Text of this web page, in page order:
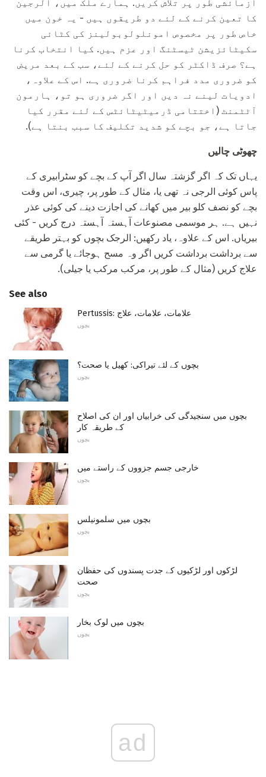
آزمائشی طور پر تلاش کریں. ہمارے ملک میں، الرجین
کا تعین کرنے کے لئے دو طریقوں ہیں - یہ خون میں
خاص طور پر مخصوص امونلولوبولینز کی کٹائی
سکیٹائزیشن ٹیسٹنگ اور عزم ہیں. کیا انتخاب کرنا
ہے؟ صرف ڈاکٹر کو حل کرنے کے لئے، سب کے بعد مریض
کو ضروری مدد فراہم کرنا ضروری ہے. اس کے علاوہ،
ادویات لینے نہ دیں اور اگر ضروری ہو تو، ہارمون
آٹٹمنٹ (اختتامی ڈرمیٹیٹائٹس کے لئے مقرر کیا
جاتا ہے، جو بچے کو شدید تکلیف کا سبب بنتا ہے).
چھوٹی چالیں
یہاں تک کہ اگر گزشتہ سال اگر آپ کے بچے کو سٹرابیری کے
پاس کوئی الرجی نہ تھی یا، مثال کے طور پر، چیری، اس وقت
بچے کو نصف کلو بیر میں کھانے کی اجازت دینے کی کوئی عذر
نہیں ہے. ہر موسمی مصنوعات آہستہ آہستہ درج کریں - کئی
بیریاں. اس کے علاوہ، یاد رکھیں: الرجک بچوں کو بہتر طریقے
سے برداشت برداشت کریں اگر وہ مسح ہوجائے یا گرمی سے
علاج کریں (مثال کے طور پر، مرکب مرکب یا جیلی).
See also
Pertussis: علامات، علامات، علاج
بچوں
بچوں کے لئے تیراکی: کھیل یا صحت؟
بچوں
بچوں میں سنجیدگی کی خرابیاں اور ان کی اصلاح
کے طریقہ کار
بچوں
خارجی جسم جزووں کے راستے میں
بچوں
بچوں میں سلمونیلس
بچوں
لڑکوں اور لڑکیوں کے جدت پسندوں کی حفظان
صحت
بچوں
بچوں میں لوک بخار
بچوں
ad